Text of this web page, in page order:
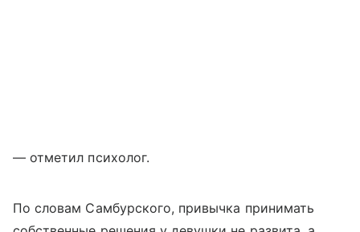
— отметил психолог.
По словам Самбурского, привычка принимать